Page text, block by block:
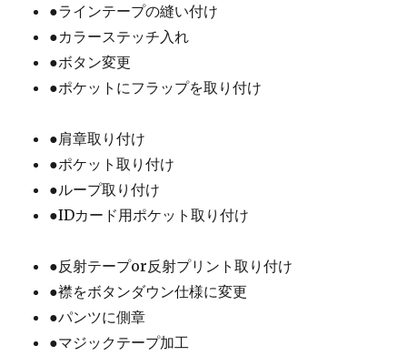
●ラインテープの縫い付け
●カラーステッチ入れ
●ボタン変更
●ポケットにフラップを取り付け
●肩章取り付け
●ポケット取り付け
●ループ取り付け
●IDカード用ポケット取り付け
●反射テープor反射プリント取り付け
●襟をボタンダウン仕様に変更
●パンツに側章
●マジックテープ加工